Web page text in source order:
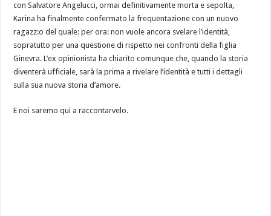
con Salvatore Angelucci, ormai definitivamente morta e sepolta,
Karina ha finalmente confermato la frequentazione con un nuovo
ragazz:o del quale: per ora: non vuole ancora svelare l’identità,
sopratutto per una questione di rispetto nei confronti della figlia
Ginevra. L’ex opinionista ha chiarito comunque che, quando la storia
diventerà ufficiale, sarà la prima a rivelare l’identità e tutti i dettagli
sulla sua nuova storia d’amore.
E noi saremo qui a raccontarvelo.